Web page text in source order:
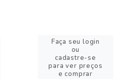
Faça seu login
ou
cadastre-se
para ver preços
e comprar